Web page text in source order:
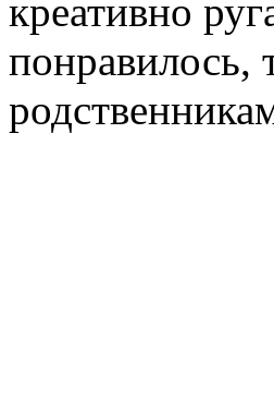
креативно
понравилось,